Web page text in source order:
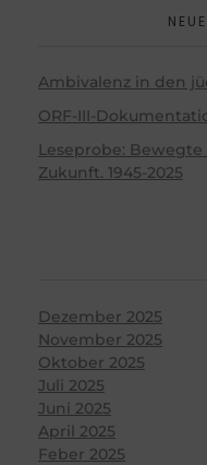
Ambivalenz in den
ORF-III-
Leseprobe:
Zukunft. 1945-2025
Dezember 2025
November 2025
Oktober 2025
Juli 2025
Juni 2025
April 2025
Feber 2025